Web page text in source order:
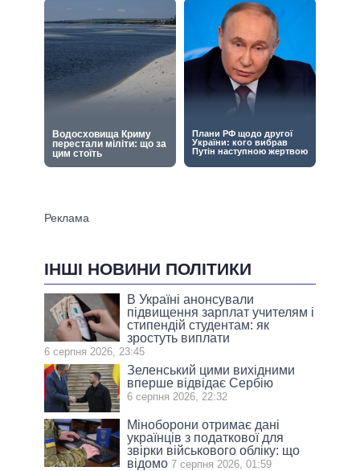
ІНШІ НОВИНИ ПОЛІТИКИ
В Україні анонсували
підвищення зарплат учителям і
стипендій студентам: як
зростуть виплати
6 серпня 2026, 23:45
Зеленський цими вихідними
вперше відвідає Сербію
6 серпня 2026, 22:32
Міноборони отримає дані
українців з податкової для
звірки військового обліку: що
відомо 7 серпня 2026, 01:59